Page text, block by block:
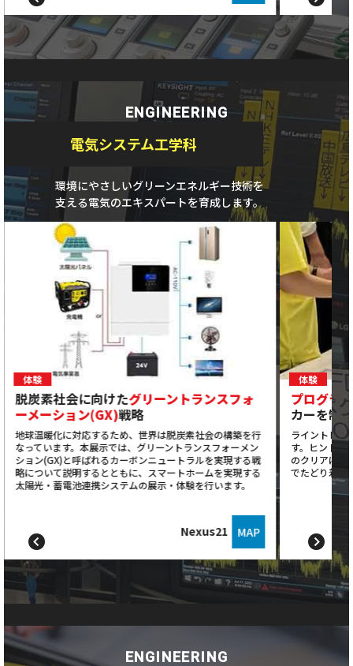
ENGINEERING
電気システム工学科
環境にやさしいグリーンエネルギー技術を
支える電気のエキスパートを育成します。
体験
脱炭素社会に向けたグリーントランスフォ
ーメーション(GX)戦略
地球温暖化に対応するため、世界は脱炭素社会の構築を行
なっています。本展示では、グリーントランスフォーメン
ション(GX)と呼ばれるカーボンニュートラルを実現する戦
略について説明するとともに、スマートホームを実現する
太陽光・蓄電池連携システムの展示・体験を行います。
Nexus21 MAP
体験
プログラ
カーを制
ライントレー
す。ヒントを
のクリアに挑
でたどり着く
ENGINEERING